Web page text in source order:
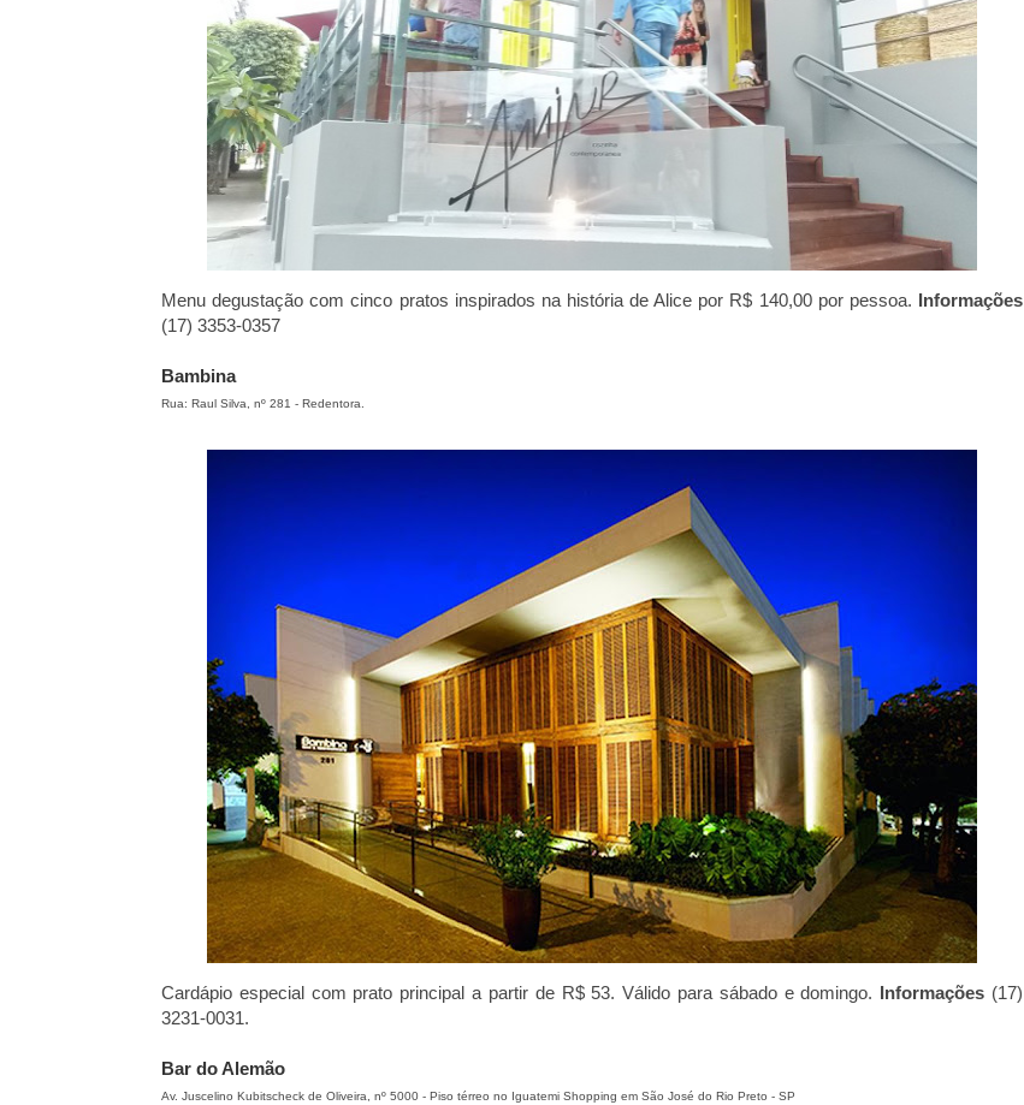
Menu degustação com cinco pratos inspirados na história de Alice por R$ 140,00 por pessoa. Informações
(17) 3353-0357
Bambina
Rua: Raul Silva, nº 281 - Redentora.
Cardápio especial com prato principal a partir de R$ 53. Válido para sábado e domingo. Informações (17)
3231-0031.
Bar do Alemão
Av. Juscelino Kubitscheck de Oliveira, nº 5000 - Piso térreo no Iguatemi Shopping em São José do Rio Preto - SP